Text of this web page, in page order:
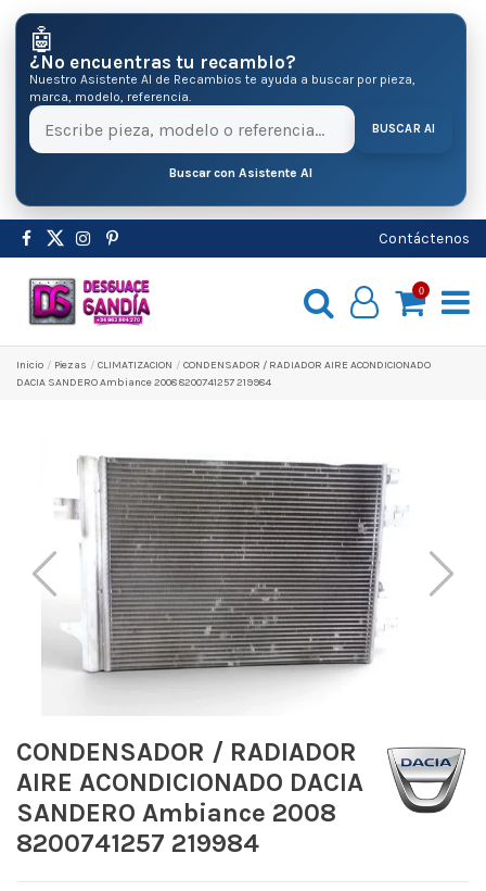
🤖
¿No encuentras tu recambio?
Nuestro Asistente AI de Recambios te ayuda a buscar por pieza,
marca, modelo, referencia.
BUSCAR AI
Buscar con Asistente AI
Contáctenos
0
Inicio Pіezas CLIMATIZACION
CONDENSADOR / RADIADOR AIRE ACONDICIONADO
DACIA SANDERO Ambiance 2008 8200741257 219984
CONDENSADOR / RADIADOR
AIRE ACONDICIONADO DACIA
SANDERO Ambiance 2008
8200741257 219984